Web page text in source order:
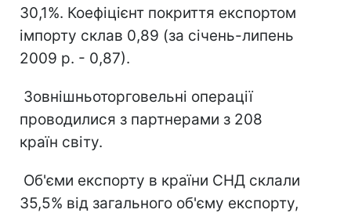
30,1%. Коефіцієнт покриття експортом
імпорту склав 0,89 (за січень-липень
2009 р. - 0,87).
Зовнішньоторговельні операції
проводилися з партнерами з 208
країн світу.
Об'єми експорту в країни СНД склали
35,5% від загального об'єму експорту,